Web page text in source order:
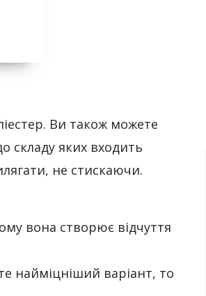
Ви також можете
складу яких входить
не стискаючи.
вона створює відчуття
найміцніший варіант, то